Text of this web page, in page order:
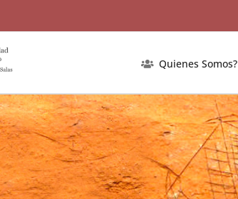
Quienes Somos?